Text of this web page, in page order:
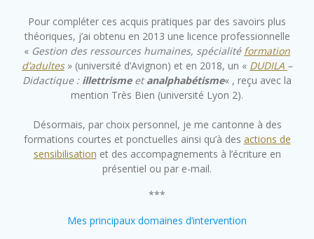
Pour compléter ces acquis pratiques par des savoirs plus
théoriques, j’ai obtenu en 2013 une licence professionnelle
« Gestion des ressources humaines, spécialité formation
d’adultes» (université d’Avignon) et en 2018, un « DUDILA –
Didactique : illettrismeetanalphabétisme« , reçu avec la
mention Très Bien (université Lyon 2).
Désormais, par choix personnel, je me cantonne à des
formations courtes et ponctuelles ainsi qu’à des actions de
sensibilisation et des accompagnements à l’écriture en
présentiel ou par e-mail.
***
Mes principaux domaines d’intervention